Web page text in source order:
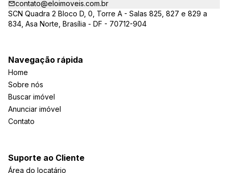
contato@eloimoveis.com.br
SCN Quadra 2 Bloco D, 0, Torre A - Salas 825, 827 e 829 a
834, Asa Norte, Brasília - DF - 70712-904
Navegação rápida
Home
Sobre nós
Buscar imóvel
Anunciar imóvel
Contato
Suporte ao Cliente
Área do locatário